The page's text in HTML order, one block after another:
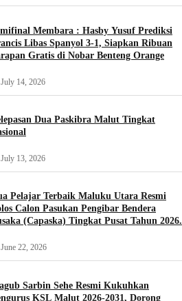
Membara : Hasby Yusuf Prediksi
Libas Spanyol 3-1, Siapkan Ribuan
Gratis di Nobar Benteng Orange
July 14, 2026
Dua Paskibra Malut Tingkat
July 13, 2026
Pelajar Terbaik Maluku Utara Resmi
Calon Pasukan Pengibar Bendera
(Capaska) Tingkat Pusat Tahun 2026.
June 22, 2026
Sarbin Sehe Resmi Kukuhkan
KSL Malut 2026-2031, Dorong